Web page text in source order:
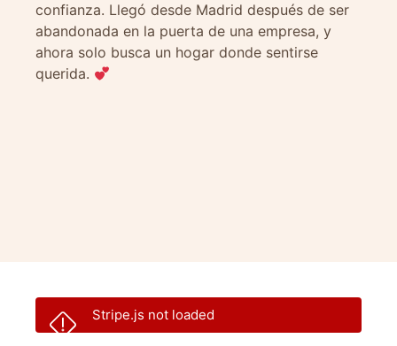
confianza. Llegó desde Madrid después de ser
abandonada en la puerta de una empresa, y
ahora solo busca un hogar donde sentirse
querida.
Stripe.js not loaded